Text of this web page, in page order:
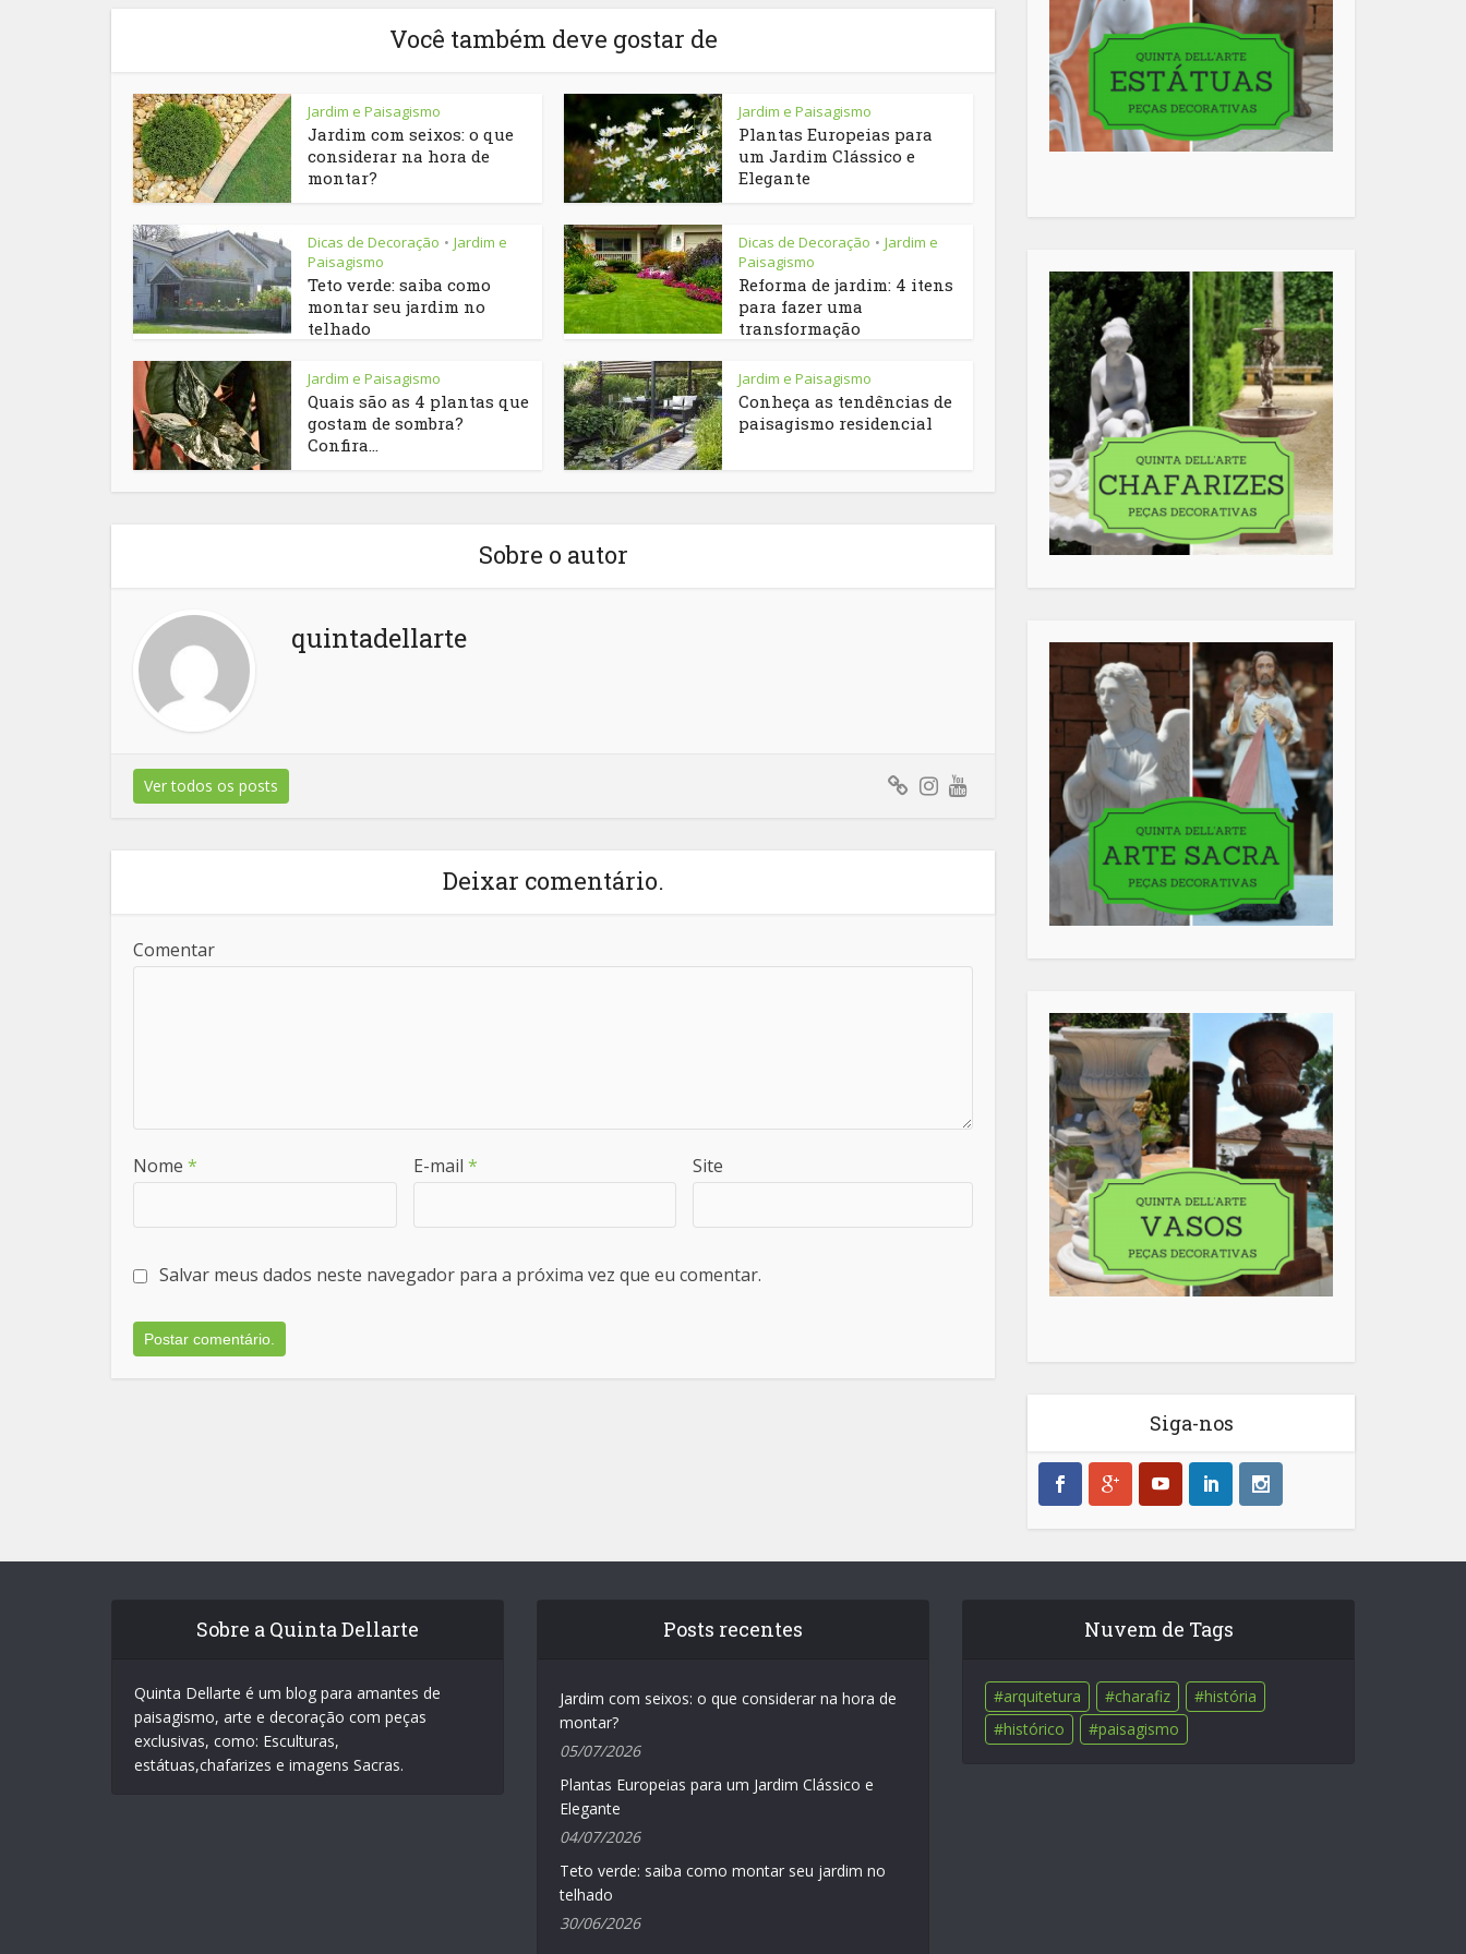
Você também deve gostar de
Jardim e Paisagismo
Jardim com seixos: o que
considerar na hora de
montar?
Jardim e Paisagismo
Plantas Europeias para
um Jardim Clássico e
Elegante
Dicas de Decoração • Jardim e
Paisagismo
Teto verde: saiba como
montar seu jardim no
telhado
Dicas de Decoração • Jardim e
Paisagismo
Reforma de jardim: 4 itens
para fazer uma
transformação
Jardim e Paisagismo
Quais são as 4 plantas que
gostam de sombra?
Confira...
Jardim e Paisagismo
Conheça as tendências de
paisagismo residencial
Sobre o autor
quintadellarte
Ver todos os posts
Deixar comentário.
Comentar
Nome * E-mail * Site
Salvar meus dados neste navegador para a próxima vez que eu comentar.
Siga-nos
Sobre a Quinta Dellarte
Quinta Dellarte é um blog para amantes de
paisagismo, arte e decoração com peças
exclusivas, como: Esculturas,
estátuas,chafarizes e imagens Sacras.
Posts recentes
Jardim com seixos: o que considerar na hora de
montar?
05/07/2026
Plantas Europeias para um Jardim Clássico e
Elegante
04/07/2026
Teto verde: saiba como montar seu jardim no
telhado
30/06/2026
Nuvem de Tags
arquitetura charafiz
história
histórico
paisagismo